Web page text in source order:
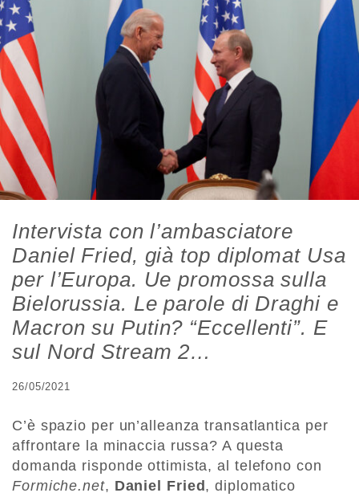
Intervista con l’ambasciatore
Daniel Fried, già top diplomat Usa
per l’Europa. Ue promossa sulla
Bielorussia. Le parole di Draghi e
Macron su Putin? “Eccellenti”. E
sul Nord Stream 2…
26/05/2021
C’è spazio per un’alleanza transatlantica per
affrontare la minaccia russa? A questa
domanda risponde ottimista, al telefono con
Formiche.net, Daniel Fried , diplomatico